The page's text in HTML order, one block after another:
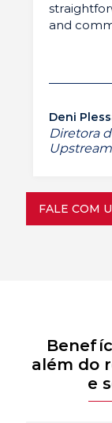
and
Deni
Diretora
Upstream
FALE COM
além do
e